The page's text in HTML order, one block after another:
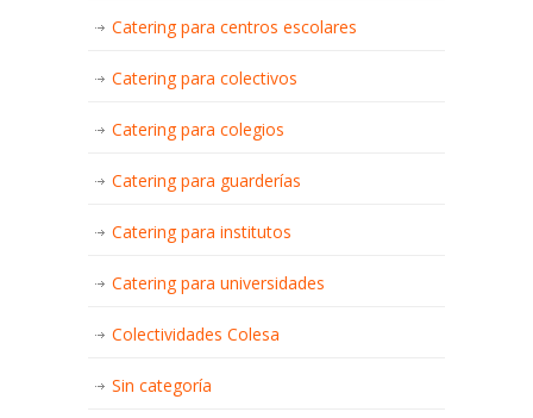
Catering para centros escolares
Catering para colectivos
Catering para colegios
Catering para guarderías
Catering para institutos
Catering para universidades
Colectividades Colesa
Sin categoría